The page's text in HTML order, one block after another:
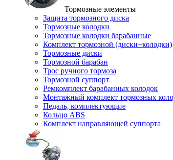
Тормозные элементы
Защита тормозного диска
Тормозные колодки
Тормозные колодки барабанные
Комплект тормозной (диски+колодки)
Тормозные диски
Тормозной барабан
Трос ручного тормоза
Тормозной суппорт
Ремкомплект барабанных колодок
Монтажный комплект тормозных
Педаль, комплектующие
Кольцо ABS
Комплект направляющей суппорта